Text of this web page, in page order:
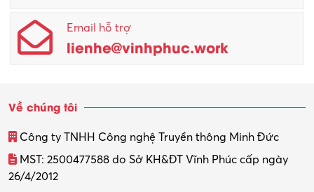
Quản lý sản xuất
Quản trị kinh doanh
Thiết kế nội thất
Email hỗ trợ
lienhe@vinhphuc.work
Về chúng tôi
Công ty TNHH Công nghệ Truyền thông Minh Đức
MST: 2500477588 do Sở KH&ĐT Vĩnh Phúc cấp ngày
26/4/2012